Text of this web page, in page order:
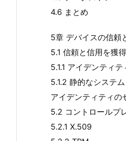
4.6 まとめ
5章 デバイスの信頼
5.1 信頼と信用を獲
5.1.1 アイデンティ
5.1.2 静的なシステ
アイデンティティの
5.2 コントロールプ
5.2.1 X.509